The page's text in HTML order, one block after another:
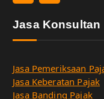
Jasa Konsultan
Jasa Pemeriksaan
Jasa Keberatan Pajak
Jasa Banding Pajak